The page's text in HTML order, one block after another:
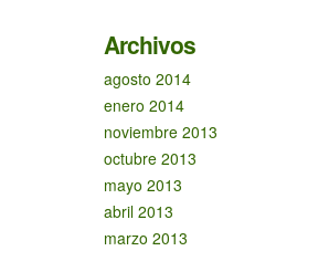
Archivos
agosto 2014
enero 2014
noviembre 2013
octubre 2013
mayo 2013
abril 2013
marzo 2013